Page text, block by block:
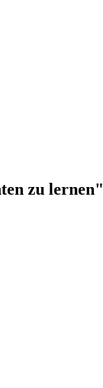
zu lernen"